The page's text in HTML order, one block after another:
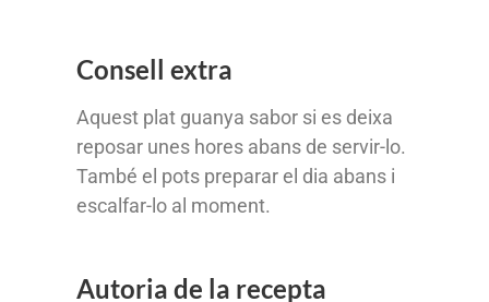
Consell extra
Aquest plat guanya sabor si es deixa
reposar unes hores abans de servir-lo.
També el pots preparar el dia abans i
escalfar-lo al moment.
Autoria de la recepta